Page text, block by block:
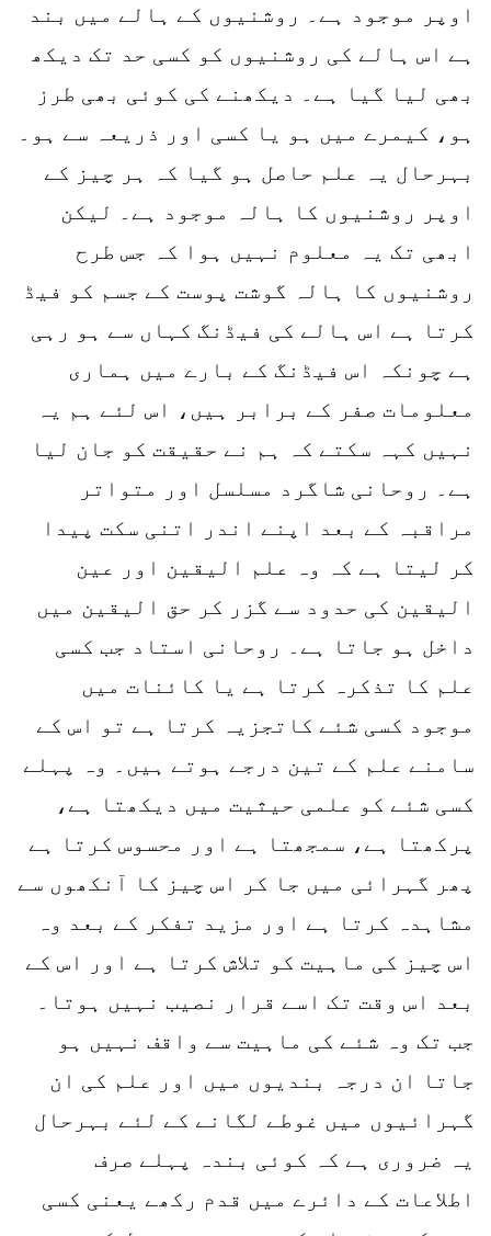
اوپر موجود ہے۔ روشنیوں کے ہالے میں بند
ہے اس ہالے کی روشنیوں کو کسی حد تک دیکھ
بھی لیا گیا ہے۔ دیکھنے کی کوئی بھی طرز
ہو، کیمرے میں ہو یا کسی اور ذریعہ سے ہو۔
بہرحال یہ علم حاصل ہو گیا کہ ہر چیز کے
اوپر روشنیوں کا ہالہ موجود ہے۔ لیکن
ابھی تک یہ معلوم نہیں ہوا کہ جس طرح
روشنیوں کا ہالہ گوشت پوست کے جسم کو فیڈ
کرتا ہے اس ہالے کی فیڈنگ کہاں سے ہو رہی
ہے چونکہ اس فیڈنگ کے بارے میں ہماری
معلومات صفر کے برابر ہیں، اس لئے ہم یہ
نہیں کہہ سکتے کہ ہم نے حقیقت کو جان لیا
ہے۔ روحانی شاگرد مسلسل اور متواتر
مراقبہ کے بعد اپنے اندر اتنی سکت پیدا
کر لیتا ہے کہ وہ علم الیقین اور عین
الیقین کی حدود سے گزر کر حق الیقین میں
داخل ہو جاتا ہے۔ روحانی استاد جب کسی
علم کا تذکرہ کرتا ہے یا کائنات میں
موجود کسی شئے کاتجزیہ کرتا ہے تو اس کے
سامنے علم کے تین درجے ہوتے ہیں۔ وہ پہلے
کسی شئے کو علمی حیثیت میں دیکھتا ہے،
پرکھتا ہے، سمجھتا ہے اور محسوس کرتا ہے
پھر گہرائی میں جا کر اس چیز کا آنکھوں سے
مشاہدہ کرتا ہے اور مزید تفکر کے بعد وہ
اس چیز کی ماہیت کو تلاش کرتا ہے اور اس کے
بعد اس وقت تک اسے قرار نصیب نہیں ہوتا۔
جب تک وہ شئے کی ماہیت سے واقف نہیں ہو
جاتا ان درجہ بندیوں میں اور علم کی ان
گہرائیوں میں غوطے لگانے کے لئے بہرحال
یہ ضروری ہے کہ کوئی بندہ پہلے صرف
اطلاعات کے دائرے میں قدم رکھے یعنی کسی